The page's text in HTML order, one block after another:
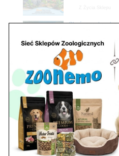
Z Życia Sklepu
Stwórz
Z Życia Sklepu
Petito Pet Shop –
Online!
Z Życia Sklepu
Niedziela
godzinach
Znajdź nas